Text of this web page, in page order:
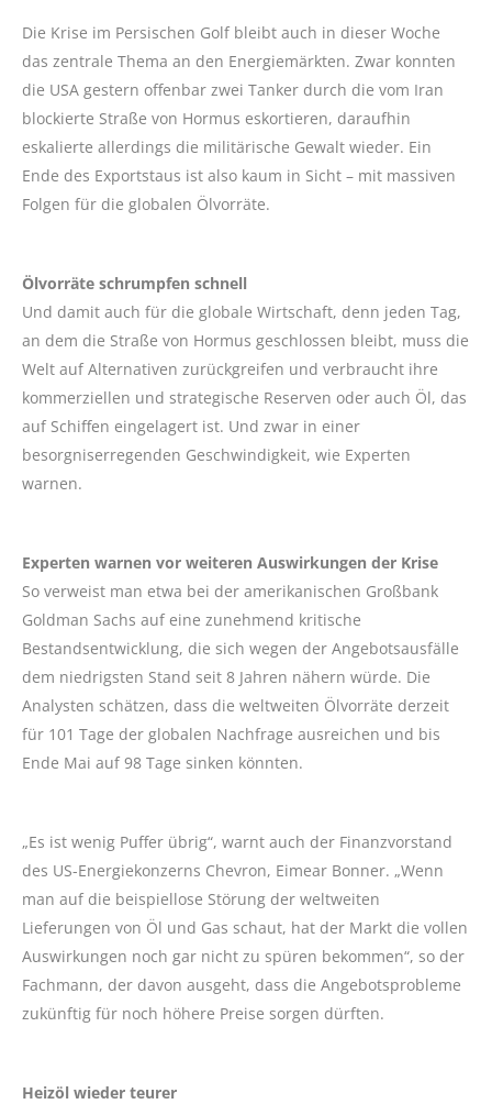
Die Krise im Persischen Golf bleibt auch in dieser Woche
das zentrale Thema an den Energiemärkten. Zwar konnten
die USA gestern offenbar zwei Tanker durch die vom Iran
blockierte Straße von Hormus eskortieren, daraufhin
eskalierte allerdings die militärische Gewalt wieder. Ein
Ende des Exportstaus ist also kaum in Sicht – mit massiven
Folgen für die globalen Ölvorräte.
Ölvorräte schrumpfen schnell
Und damit auch für die globale Wirtschaft, denn jeden Tag,
an dem die Straße von Hormus geschlossen bleibt, muss die
Welt auf Alternativen zurückgreifen und verbraucht ihre
kommerziellen und strategische Reserven oder auch Öl, das
auf Schiffen eingelagert ist. Und zwar in einer
besorgniserregenden Geschwindigkeit, wie Experten
warnen.
Experten warnen vor weiteren Auswirkungen der Krise
So verweist man etwa bei der amerikanischen Großbank
Goldman Sachs auf eine zunehmend kritische
Bestandsentwicklung, die sich wegen der Angebotsausfälle
dem niedrigsten Stand seit 8 Jahren nähern würde. Die
Analysten schätzen, dass die weltweiten Ölvorräte derzeit
für 101 Tage der globalen Nachfrage ausreichen und bis
Ende Mai auf 98 Tage sinken könnten.
„Es ist wenig Puffer übrig“, warnt auch der Finanzvorstand
des US-Energiekonzerns Chevron, Eimear Bonner. „Wenn
man auf die beispiellose Störung der weltweiten
Lieferungen von Öl und Gas schaut, hat der Markt die vollen
Auswirkungen noch gar nicht zu spüren bekommen“, so der
Fachmann, der davon ausgeht, dass die Angebotsprobleme
zukünftig für noch höhere Preise sorgen dürften.
Heizöl wieder teurer